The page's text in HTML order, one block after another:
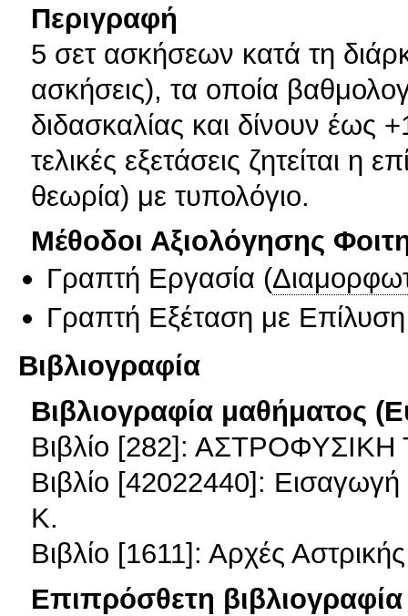
Περιγραφή
5 σετ ασκήσεων κατά τη
ασκήσεις), τα οποία
διδασκαλίας και δίνουν έως
τελικές εξετάσεις ζητείται η
θεωρία) με τυπολόγιο.
Μέθοδοι Αξιολόγησης
Γραπτή Εργασία (
Γραπτή Εξέταση με
Βιβλιογραφία
Βιβλιογραφία μαθήματος
Βιβλίο [282]:
Βιβλίο [42022440]:
Κ.
Βιβλίο [1611]: Αρχές
Επιπρόσθετη βιβλιογραφία